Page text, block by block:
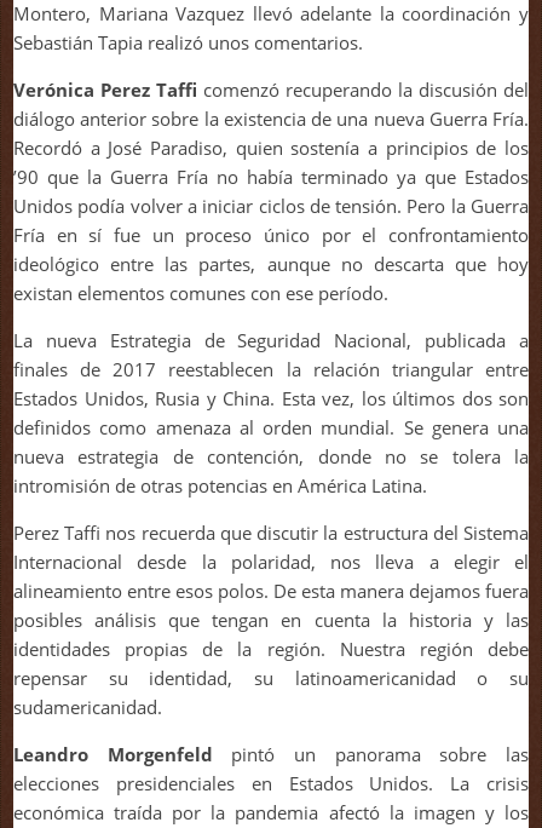
Montero, Mariana Vazquez llevó adelante la coordinación y
Sebastián Tapia realizó unos comentarios.
Verónica Perez Taffi comenzó recuperando la discusión del
diálogo anterior sobre la existencia de una nueva Guerra Fría.
Recordó a José Paradiso, quien sostenía a principios de los
’90 que la Guerra Fría no había terminado ya que Estados
Unidos podía volver a iniciar ciclos de tensión. Pero la Guerra
Fría en sí fue un proceso único por el confrontamiento
ideológico entre las partes, aunque no descarta que hoy
existan elementos comunes con ese período.
La nueva Estrategia de Seguridad Nacional, publicada a
finales de 2017 reestablecen la relación triangular entre
Estados Unidos, Rusia y China. Esta vez, los últimos dos son
definidos como amenaza al orden mundial. Se genera una
nueva estrategia de contención, donde no se tolera la
intromisión de otras potencias en América Latina.
Perez Taffi nos recuerda que discutir la estructura del Sistema
Internacional desde la polaridad, nos lleva a elegir el
alineamiento entre esos polos. De esta manera dejamos fuera
posibles análisis que tengan en cuenta la historia y las
identidades propias de la región. Nuestra región debe
repensar su identidad, su latinoamericanidad o su
sudamericanidad.
Leandro Morgenfeld
pintó un panorama sobre las
elecciones presidenciales en Estados Unidos. La crisis
económica traída por la pandemia afectó la imagen y los